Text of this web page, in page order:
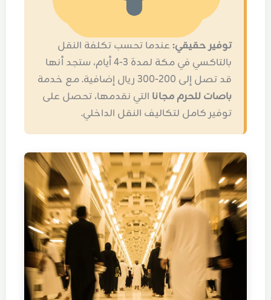
توفير حقيقي:عندما تحسب تكلفة النقل
بالتاكسي في مكة لمدة 3-4 أيام، ستجد أنها
قد تصل إلى 200-300 ريال إضافية. مع خدمة
باصات للحرم مجانا التي نقدمها، تحصل على
توفير كامل لتكاليف النقل الداخلي.